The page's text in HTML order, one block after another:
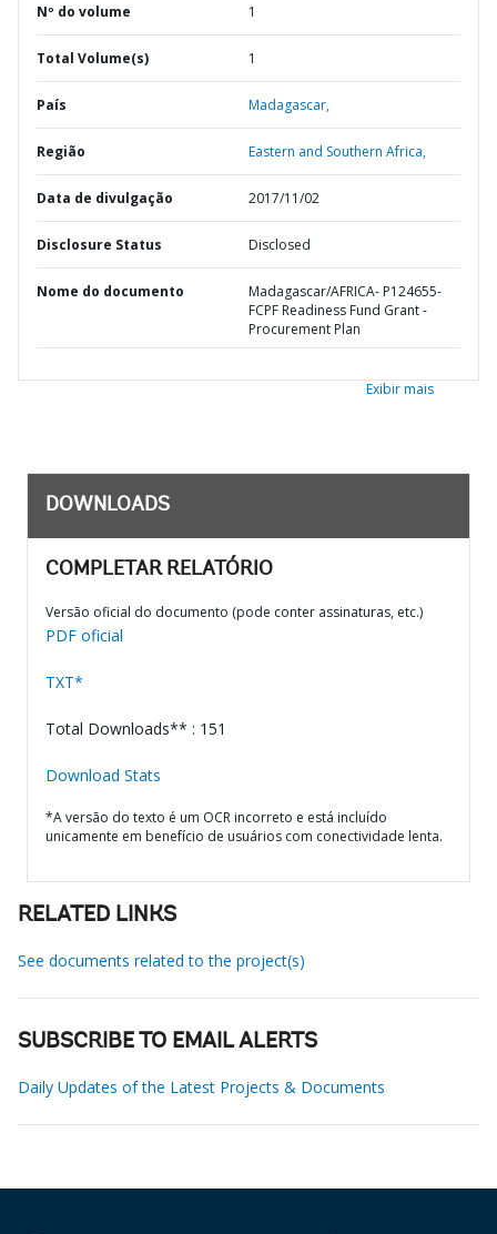
Nº do volume 1
Total Volume(s) 1
País Madagascar,
Região Eastern and Southern Africa,
Data de divulgação 2017/11/02
Disclosure Status Disclosed
Nome do documento
Madagascar/AFRICA- P124655-
FCPF Readiness Fund Grant -
Procurement Plan
Exibir mais
DOWNLOADS
COMPLETAR RELATÓRIO
Versão oficial do documento (pode conter assinaturas, etc.)
PDF oficial
TXT*
Total Downloads** : 151
Download Stats
*A versão do texto é um OCR incorreto e está incluído
unicamente em benefício de usuários com conectividade lenta.
RELATED LINKS
See documents related to the project(s)
SUBSCRIBE TO EMAIL ALERTS
Daily Updates of the Latest Projects & Documents